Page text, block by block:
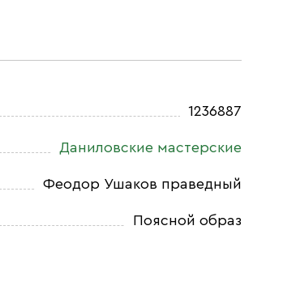
1236887
Даниловские мастерские
Феодор Ушаков праведный
Поясной образ